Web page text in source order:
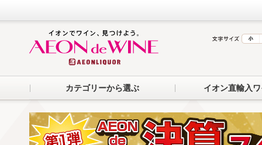
カテゴリーから選ぶ イオン直輸入